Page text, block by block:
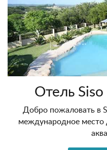
Отель
Добро пожаловать в
международное место